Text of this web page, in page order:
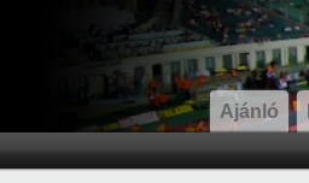
Ajánló